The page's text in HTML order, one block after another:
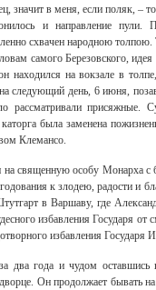
значит в меня, если поляк, –
и направление пули.
схвачен народною
самого Березовского, идея
находился на вокзале в
следующий день, 6 июня,
рассматривали присяжные.
была заменена
Клемансо.
священную особу Монарха с
к злодею, радости и
в Варшаву, где
избавления Государя
избавления
два года и чудом оставшись
Он продолжает бывать